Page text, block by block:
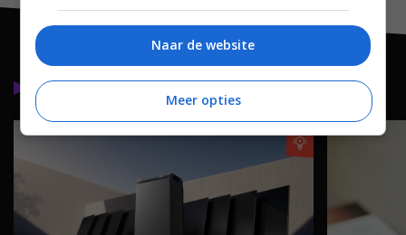
Lees meer
Naar de website
Meer opties